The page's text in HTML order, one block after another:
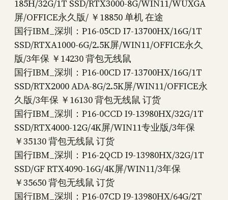
185H/32G/1T SSD/RTX3000-8G/WIN11/WUXGA
屏/OFFICE永久版/ ￥18850 单机 在途
国行IBM_深圳：P16-05CD I7-13700HX/16G/1T
SSD/RTXA1000-6G/2.5K屏/WIN11/OFFICE永久
版/3年保 ￥14230 背包无线鼠
国行IBM_深圳：P16-00CD I7-13700HX/16G/1T
SSD/RTX2000 ADA-8G/2.5K屏/WIN11/OFFICE永
久版/3年保 ￥16130 背包无线鼠 订货
国行IBM_深圳：P16-0CCD I9-13980HX/32G/1T
SSD/RTX4000-12G/4K屏/WIN11专业版/3年保
￥35130 背包无线鼠 订货
国行IBM_深圳：P16-2QCD I9-13980HX/32G/1T
SSD/GF RTX4090-16G/4K屏/WIN11/3年保
￥35650 背包无线鼠 订货
国行IBM_深圳：P16-07CD I9-13980HX/64G/2T